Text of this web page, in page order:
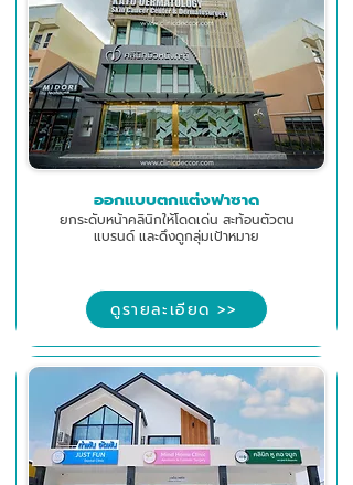
ออกแบบตกแต่งฟาซาด
ยกระดับหน้าคลินิกให้โดดเด่น สะท้อนตัวตน
แบรนด์ และดึงดูกลุ่มเป้าหมาย
ดูรายละเอียด >>